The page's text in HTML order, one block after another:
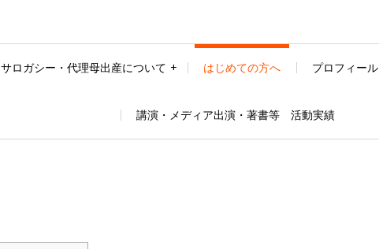
サロガシー・代理母出産について はじめての方へ プロフィール
講演・メディア出演・著書等 活動実績